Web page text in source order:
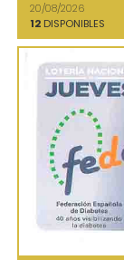
20/08/2026
12 DISPONIBLES